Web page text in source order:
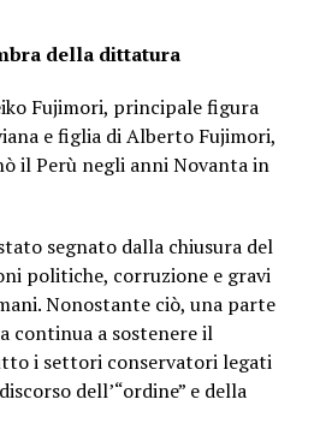
della dittatura
Fujimori, principale figura
e figlia di Alberto Fujimori,
il Perù negli anni Novanta in
segnato dalla chiusura del
politiche, corruzione e gravi
Nonostante ciò, una parte
continua a sostenere il
i settori conservatori legati
dell’“ordine” e della